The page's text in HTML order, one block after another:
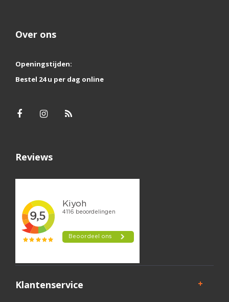
Over ons
Openingstijden:
Bestel 24 u per dag online
Reviews
Klantenservice